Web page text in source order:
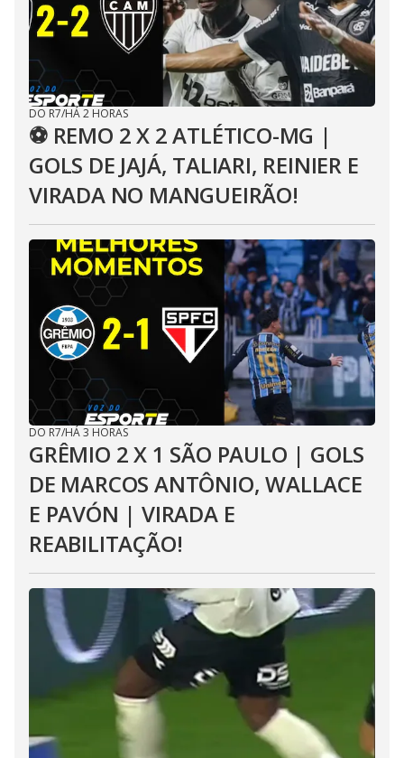
DO R7/HÁ 2 HORAS
⚽ REMO 2 X 2 ATLÉTICO-MG |
GOLS DE JAJÁ, TALIARI, REINIER E
VIRADA NO MANGUEIRÃO!
DO R7/HÁ 3 HORAS
GRÊMIO 2 X 1 SÃO PAULO | GOLS
DE MARCOS ANTÔNIO, WALLACE
E PAVÓN | VIRADA E
REABILITAÇÃO!